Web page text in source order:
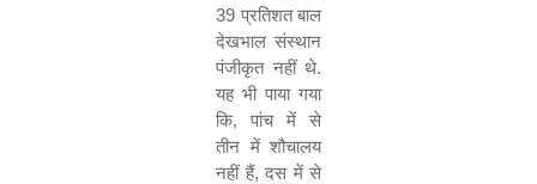
39 प्रतिशत बाल
देखभाल संस्थान
पंजीकृत नहीं थे.
यह भी पाया गया
कि, पांच में से
तीन में शौचालय
नहीं हैं, दस में से